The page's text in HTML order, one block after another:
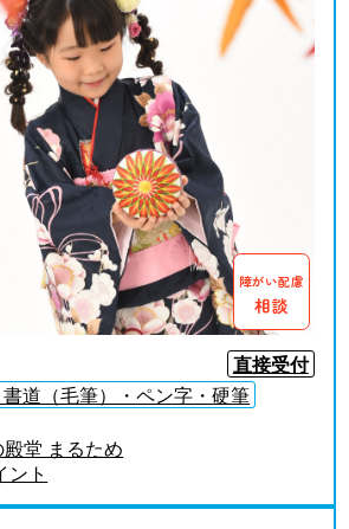
障がい配慮
相談
直接受付
道（毛筆）・ペン字・硬筆
堂 まるため
ント